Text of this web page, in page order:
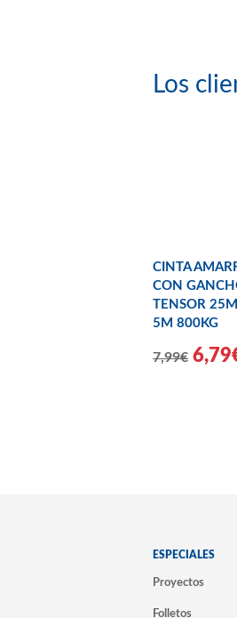
Los
CINTA
CON
TENSOR
5M 800KG
7,99€
ESPECIALES
Proyectos
Folletos